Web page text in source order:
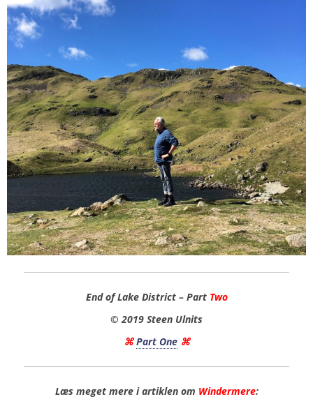
End of Lake District – Part Two
© 2019 Steen Ulnits
⌘ Part One ⌘
Læs meget mere i artiklen om Windermere: